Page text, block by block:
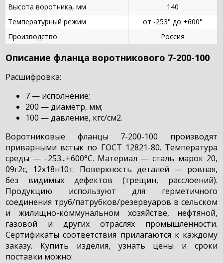
Высота воротника, мм
140
Температурный режим
от -253° до +600°
Производство
Россия
Описание фланца воротникового 7-200-100
Расшифровка:
7 — исполнение;
200 — диаметр, мм;
100 — давление, кгс/см2.
Воротниковые фланцы 7-200-100 производят
приварными встык по ГОСТ 12821-80. Температура
среды — -253...+600°С. Материал — сталь марок 20,
09г2с, 12х18н10т. Поверхность деталей — ровная,
без видимых дефектов (трещин, расслоений).
Продукцию используют для герметичного
соединения труб/патрубков/резервуаров в сельском
и жилищно-коммунальном хозяйстве, нефтяной,
газовой и других отраслях промышленности.
Сертификаты соответствия прилагаются к каждому
заказу. Купить изделия, узнать цены и сроки
поставки можно: